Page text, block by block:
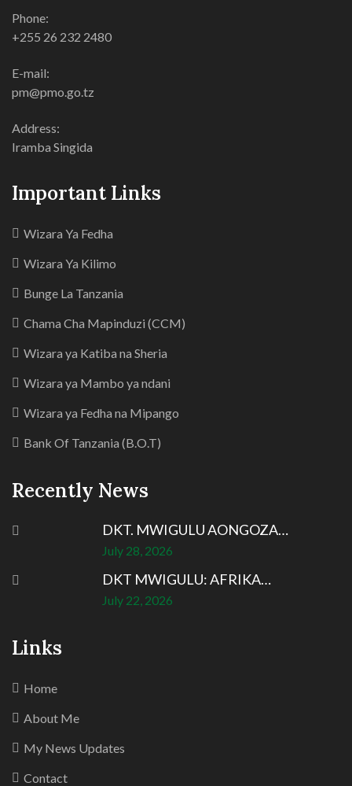
Phone:
+255 26 232 2480
E-mail:
pm@pmo.go.tz
Address:
Iramba Singida
Important Links
Wizara Ya Fedha
Wizara Ya Kilimo
Bunge La Tanzania
Chama Cha Mapinduzi (CCM)
Wizara ya Katiba na Sheria
Wizara ya Mambo ya ndani
Wizara ya Fedha na Mipango
Bank Of Tanzania (B.O.T)
Recently News
DKT. MWIGULU AONGOZA…
July 28, 2026
DKT MWIGULU: AFRIKA…
July 22, 2026
Links
Home
About Me
My News Updates
Contact